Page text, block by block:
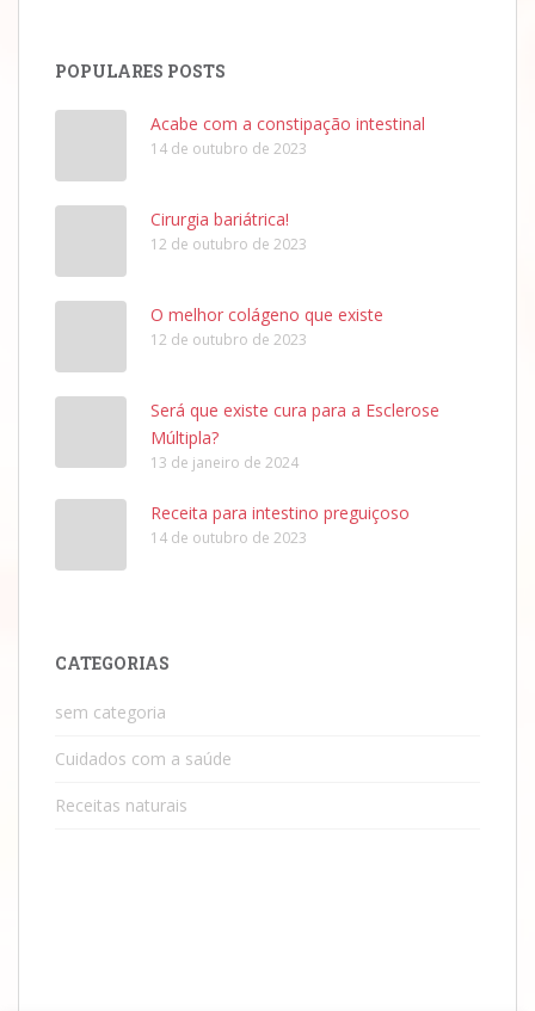
POPULARES POSTS
Acabe com a constipação intestinal
14 de outubro de 2023
Cirurgia bariátrica!
12 de outubro de 2023
O melhor colágeno que existe
12 de outubro de 2023
Será que existe cura para a Esclerose
Múltipla?
13 de janeiro de 2024
Receita para intestino preguiçoso
14 de outubro de 2023
CATEGORIAS
sem categoria
Cuidados com a saúde
Receitas naturais